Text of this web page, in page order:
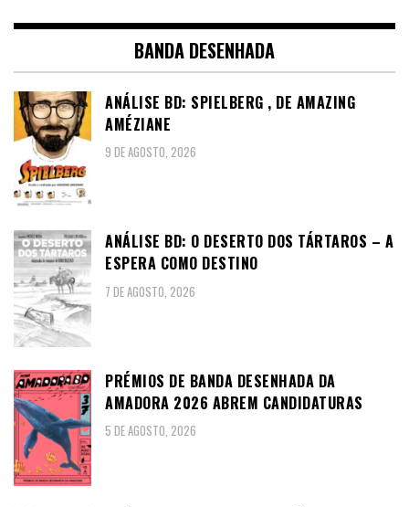
BANDA DESENHADA
ANÁLISE BD: SPIELBERG , DE AMAZING
AMÉZIANE
9 DE AGOSTO, 2026
ANÁLISE BD: O DESERTO DOS TÁRTAROS – A
ESPERA COMO DESTINO
7 DE AGOSTO, 2026
PRÉMIOS DE BANDA DESENHADA DA
AMADORA 2026 ABREM CANDIDATURAS
5 DE AGOSTO, 2026